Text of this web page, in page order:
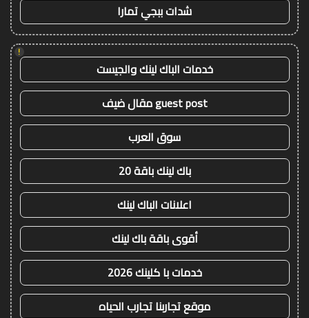
شدات ببجي تمارا
!
خدمات الباك لينك والجيست
guest post مقال ضيف
سوق العرب
باك لينك باقة 20
اعلانات الباك لينك
أقوى باقة باك لينك
خدمات با كلينك 2026
موقع تجاربنا تجارب الحياه